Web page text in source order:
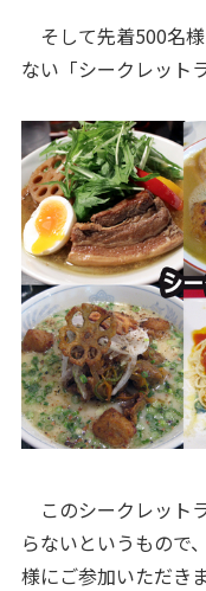
そして先着500名
ない「シークレット
このシークレット
らないというもので
様にご参加いただき